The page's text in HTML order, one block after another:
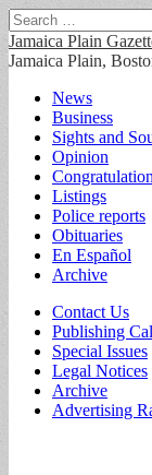
Search
for:
Jamaica Plain
Jamaica Plain,
Main
menu
Skip
content
News
Business
Sights and
Opinion
Listings
Police reports
Obituaries
En Español
Archive
Sub
menu
Contact Us
Publishing
Special Issues
Legal Notices
Archive
Advertising